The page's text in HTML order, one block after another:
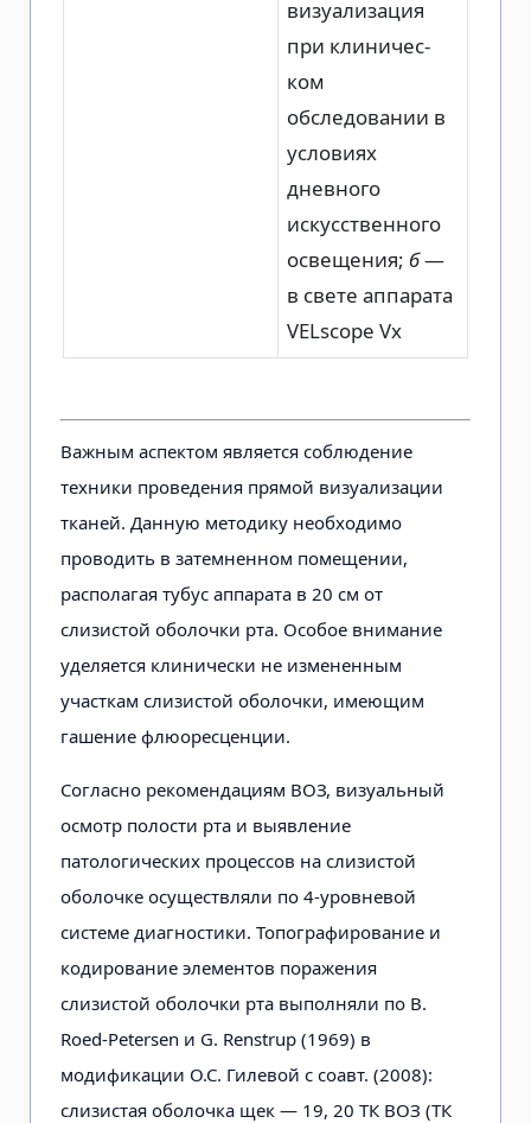
визуализация
при клиничес­
ком
обследовании в
условиях
дневного
искусственного
освеще­ния;б—
в свете аппарата
VELscope Vx
Важным аспектом является соблюдение
техники проведения прямой визуализации
тканей. Данную методику необходимо
проводить в затемненном помещении,
располагая тубус аппарата в 20 см от
слизистой оболочки рта. Особое внимание
уделяется клинически не измененным
участкам слизистой оболочки, имеющим
гашение флюоресценции.
Согласно рекомендациям ВОЗ, визуальный
осмотр полости рта и выявление
патологических процессов на слизистой
оболочке осуществляли по 4-уровневой
системе диагностики. Топографирование и
кодирование элементов поражения
слизистой оболочки рта выполняли по B.
Roed-Petersen и G. Renstrup (1969) в
модификации О.С. Гилевой с соавт. (2008):
слизистая оболочка щек — 19, 20 ТК ВОЗ (ТК